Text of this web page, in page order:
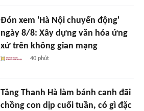
Đón xem 'Hà Nội chuyển động'
ngày 8/8: Xây dựng văn hóa ứng
xử trên không gian mạng
40 phút
Tăng Thanh Hà làm bánh canh đãi
chồng con dịp cuối tuần, có gì đặc